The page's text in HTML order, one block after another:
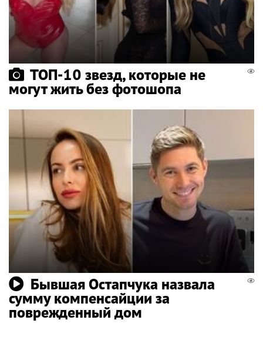
ТОП-10 звезд, которые не
могут жить без фотошопа
Бывшая Остапчука назвала
сумму компенсайции за
поврежденный дом